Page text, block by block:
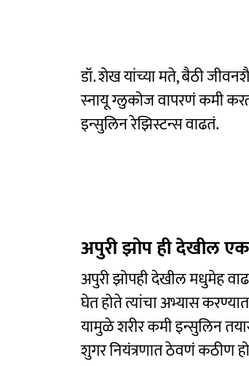
डॉ. शेख यांच्या मते, बैठी
स्नायू ग्लुकोज वापरणं कमी
इन्सुलिन रेझिस्टन्स वाढतं.
अपुरी झोप ही देखील
अपुरी झोपही देखील मधुमेह
घेत होते त्यांचा अभ्यास
यामुळे शरीर कमी इन्सुलिन
शुगर नियंत्रणात ठेवणं कठीण